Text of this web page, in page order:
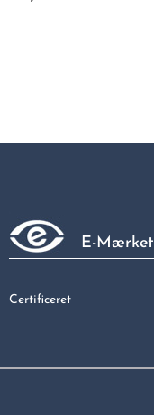
E-Mærket
Certificeret